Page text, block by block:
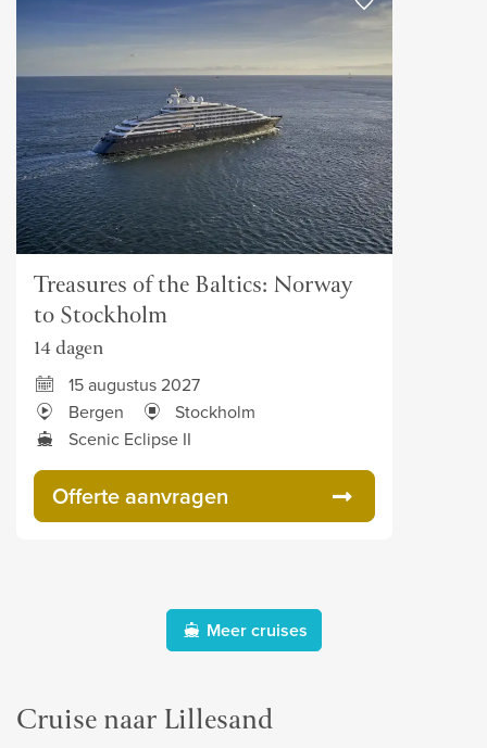
Treasures of the Baltics: Norway
to Stockholm
14 dagen
15 augustus 2027
Bergen
Stockholm
Scenic Eclipse II
Offerte aanvragen
Meer cruises
Cruise naar Lillesand